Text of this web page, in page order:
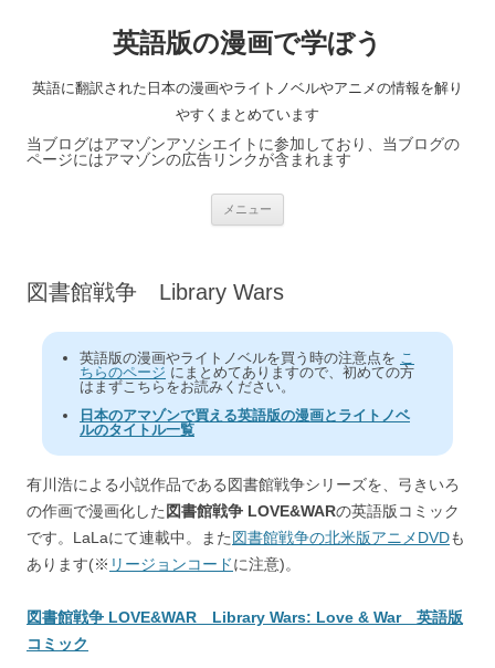
英語版の漫画で学ぼう
英語に翻訳された日本の漫画やライトノベルやアニメの情報を解り
やすくまとめています
当ブログはアマゾンアソシエイトに参加しており、当ブログの
ページにはアマゾンの広告リンクが含まれます
メニュー
図書館戦争 Library Wars
英語版の漫画やライトノベルを買う時の注意点を こ
ちらのページ にまとめてありますので、初めての方
はまずこちらをお読みください。
日本のアマゾンで買える英語版の漫画とライトノベ
ルのタイトル一覧
有川浩による小説作品である図書館戦争シリーズを、弓きいろ
の作画で漫画化した 図書館戦争 LOVE&WARの英語版コミック
です。LaLaにて連載中。また図書館戦争の北米版アニメDVDも
あります(※ リージョンコードに注意)。
図書館戦争 LOVE&WAR Library Wars: Love & War 英語版
コミック